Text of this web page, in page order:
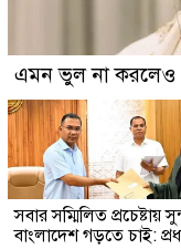
এমন ভুল না করলেও
সবার সম্মিলিত প্রচেষ্টায়
বাংলাদেশ গড়তে চাই: